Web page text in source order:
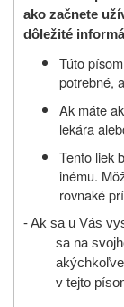
ako začnete
dôležité
Túto
potrebné,
Ak máte
lekára
Tento liek
inému.
rovnaké
- Ak sa u Vás
sa na
v tejto